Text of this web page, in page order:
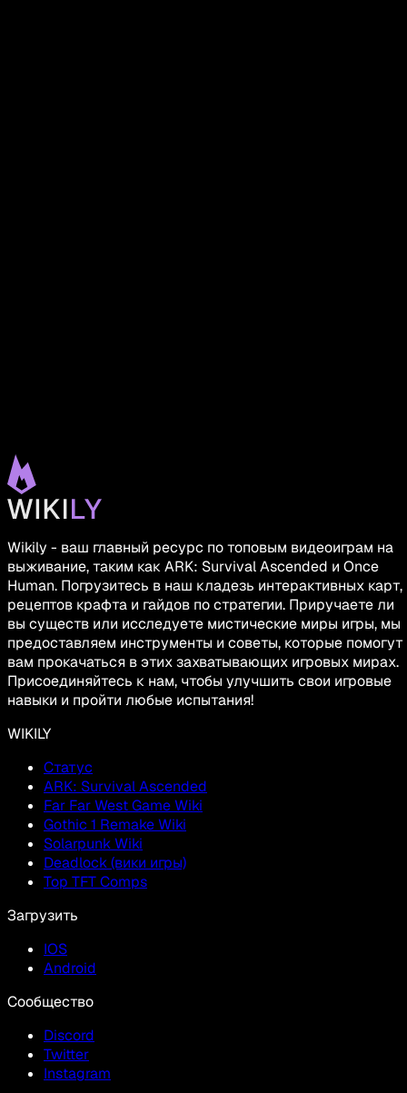
Wikily - ваш главный ресурс по топовым видеоиграм на
выживание, таким как ARK: Survival Ascended и Once
Human. Погрузитесь в наш кладезь интерактивных карт,
рецептов крафта и гайдов по стратегии. Приручаете ли
вы существ или исследуете мистические миры игры, мы
предоставляем инструменты и советы, которые помогут
вам прокачаться в этих захватывающих игровых мирах.
Присоединяйтесь к нам, чтобы улучшить свои игровые
навыки и пройти любые испытания!
WIKILY
Статус
ARK: Survival Ascended
Far Far West Game Wiki
Gothic 1 Remake Wiki
Solarpunk Wiki
Deadlock (вики игры)
Top TFT Comps
Загрузить
IOS
Android
Сообщество
Discord
Twitter
Instagram